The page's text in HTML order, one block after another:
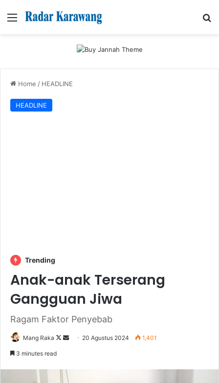
Menu
Home / HEADLINE
HEADLINE
Trending
Anak-anak Terserang
Gangguan Jiwa
Ragam Faktor Penyebab
Mang Raka
Follow
Send 20 Agustus 2024 1,401
3 minutes read